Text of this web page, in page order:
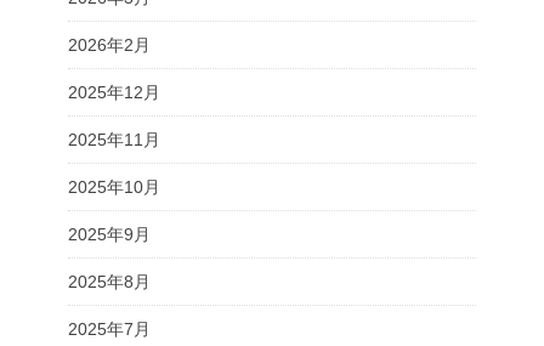
2026年2月
2025年12月
2025年11月
2025年10月
2025年9月
2025年8月
2025年7月